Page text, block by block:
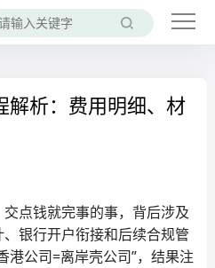
解析：费用明细、材
点钱就完事的事，背后涉及
银行开户衔接和后续合规管
港公司=离岸壳公司”，结果注